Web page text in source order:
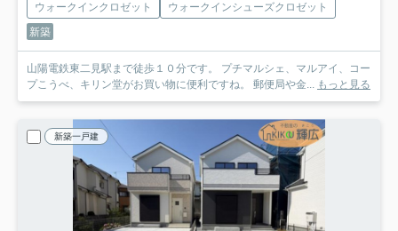
ウォークインクロゼット
ウォークインシューズクロゼット
新築
山陽電鉄東二見駅まで徒歩１０分です。 プチマルシェ、マルアイ、コー
プこうべ、キリン堂がお買い物に便利ですね。 郵便局や金... もっと見る
新築一戸建